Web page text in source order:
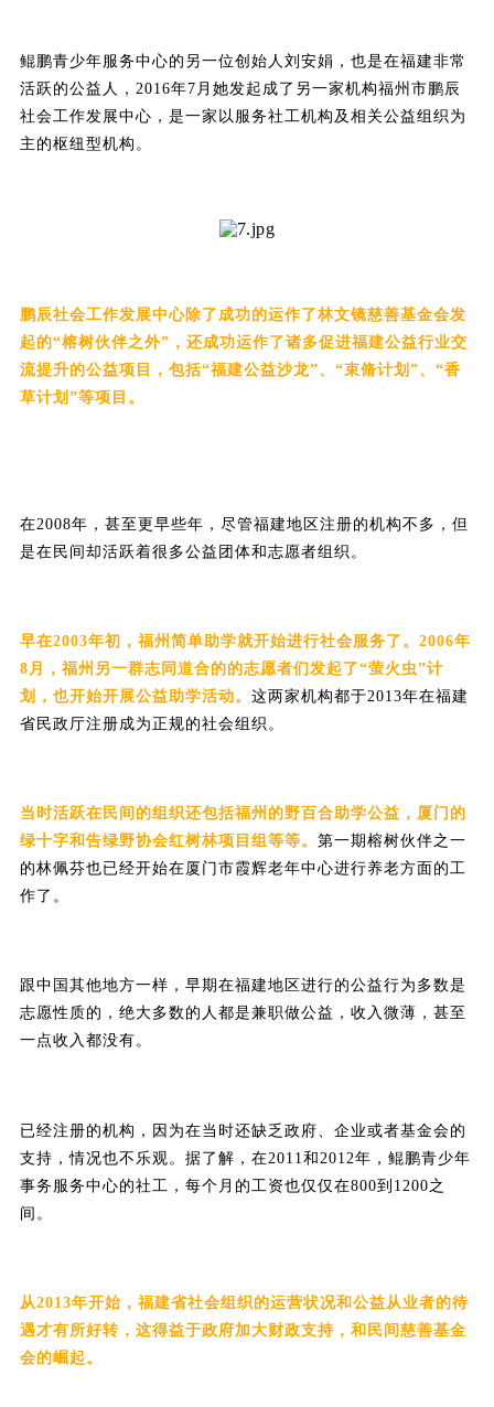
鲲鹏青少年服务中心的另一位创始人刘安娟，也是在福建非常
活跃的公益人，2016年7月她发起成了另一家机构福州市鹏辰
社会工作发展中心，是一家以服务社工机构及相关公益组织为
主的枢纽型机构。
鹏辰社会工作发展中心除了成功的运作了林文镜慈善基金会发
起的“榕树伙伴之外”，还成功运作了诸多促进福建公益行业交
流提升的公益项目，包括“福建公益沙龙”、“束脩计划”、“香
草计划”等项目。
在2008年，甚至更早些年，尽管福建地区注册的机构不多，但
是在民间却活跃着很多公益团体和志愿者组织。
早在2003年初，福州简单助学就开始进行社会服务了。2006年
8月，福州另一群志同道合的的志愿者们发起了“萤火虫”计
划，也开始开展公益助学活动。 这两家机构都于2013年在福建
省民政厅注册成为正规的社会组织。
当时活跃在民间的组织还包括福州的野百合助学公益，厦门的
绿十字和告绿野协会红树林项目组等等。 第一期榕树伙伴之一
的林佩芬也已经开始在厦门市霞辉老年中心进行养老方面的工
作了。
跟中国其他地方一样，早期在福建地区进行的公益行为多数是
志愿性质的，绝大多数的人都是兼职做公益，收入微薄，甚至
一点收入都没有。
已经注册的机构，因为在当时还缺乏政府、企业或者基金会的
支持，情况也不乐观。 据了解，在2011和2012年，鲲鹏青少年
事务服务中心的社工，每个月的工资也仅仅在800到1200之
间。
从2013年开始，福建省社会组织的运营状况和公益从业者的待
遇才有所好转，这得益于政府加大财政支持，和民间慈善基金
会的崛起。